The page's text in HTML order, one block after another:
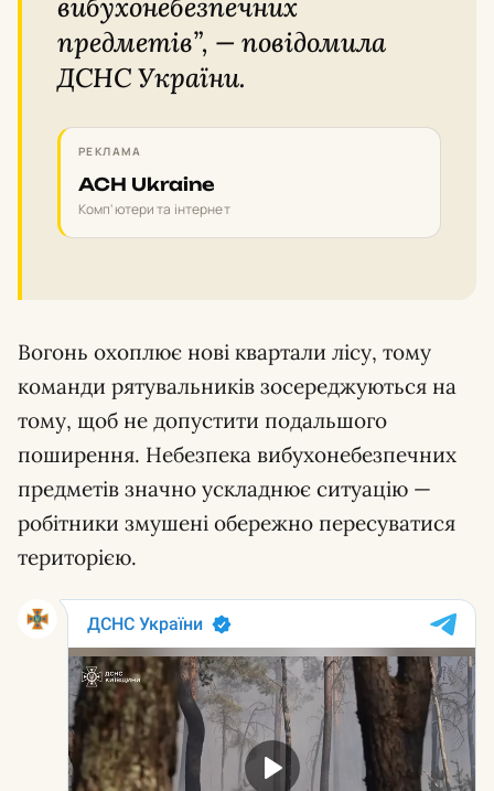
вибухонебезпечних
предметів”, — повідомила
ДСНС України.
РЕКЛАМА
ACH Ukraine
Комп'ютери та інтернет
Вогонь охоплює нові квартали лісу, тому
команди рятувальників зосереджуються на
тому, щоб не допустити подальшого
поширення. Небезпека вибухонебезпечних
предметів значно ускладнює ситуацію —
робітники змушені обережно пересуватися
територією.